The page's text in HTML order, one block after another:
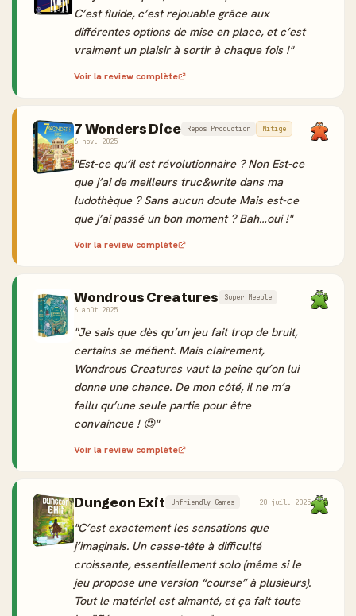
C’est fluide, c’est rejouable grâce aux
différentes options de mise en place, et c’est
vraiment un plaisir à sortir à chaque fois !"
Voir la review complète
7 Wonders Dice Repos Production
Mitigé
6 nov. 2025
"Est-ce qu’il est révolutionnaire ? Non Est-ce
que j’ai de meilleurs truc&write dans ma
ludothèque ? Sans aucun doute Mais est-ce
que j’ai passé un bon moment ? Bah…oui !"
Voir la review complète
Wondrous Creatures
Super Meeple
6 août 2025
"Je sais que dès qu’un jeu fait trop de bruit,
certains se méfient. Mais clairement,
Wondrous Creatures vaut la peine qu’on lui
donne une chance. De mon côté, il ne m’a
fallu qu’une seule partie pour être
convaincue ! 😍"
Voir la review complète
Dungeon Exit Unfriendly Games 20 juil. 2025
"C’est exactement les sensations que
j’imaginais. Un casse-tête à difficulté
croissante, essentiellement solo (même si le
jeu propose une version “course” à plusieurs).
Tout le matériel est aimanté, et ça fait toute